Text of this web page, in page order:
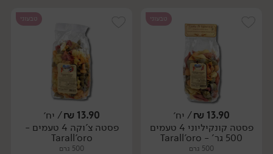
יח׳ יח׳
טבעוני
13.90
₪/ יח׳
פסטה קונקיליוני 4 טעמים
500 גר' - Tarall'oro
500 גרם
טבעוני
13.90
₪/ יח׳
פסטה צ'וקה 4 טעמים -
Tarall'oro
500 גרם